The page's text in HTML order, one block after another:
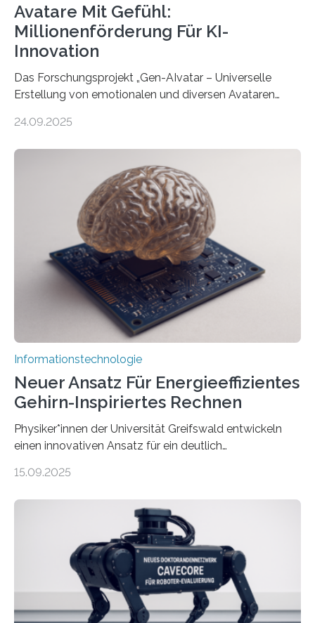
Avatare Mit Gefühl:
Millionenförderung Für KI-
Innovation
Das Forschungsprojekt „Gen-AIvatar – Universelle
Erstellung von emotionalen und diversen Avataren
Förderung in Höhe von rund 2 Millionen Euro. Dabei
der MindPort GmbH eine neuartige, KI-gestützte
Lösung zur Erzeugung von Emotionen für realistische
Avatare. Gen-AIvatar entwickelt innovative und
kosteneffiziente Methoden, um lebensechte Avatare zu
erstellen. „Besonders wichtig ist uns eine ganzheitliche
Animation, bei der Stimme, Körperbewegung, Gestik
und Mimik im Einklang sind…
24.09.2025
Informationstechnologie
Neuer Ansatz Für Energieeffizientes
Gehirn-Inspiriertes Rechnen
Physiker*innen der Universität Greifswald entwickeln
einen innovativen Ansatz für ein deutlich
Lösungsweg ist inspiriert vom menschlichen Gehirn. Die
stellt die heutige Computertechnik vor
Herausforderungen. Herkömmliche Silizium-
Prozessoren stoßen an ihre Grenzen: Sie verbrauchen
viel Energie, die Speicher- und Verarbeitungseinheiten
sind voneinander getrennt und die Datenübertragung
bremst komplexe Anwendungen aus. Da KI-Modelle
immer größer werden und riesige Datenmengen
15.09.2025